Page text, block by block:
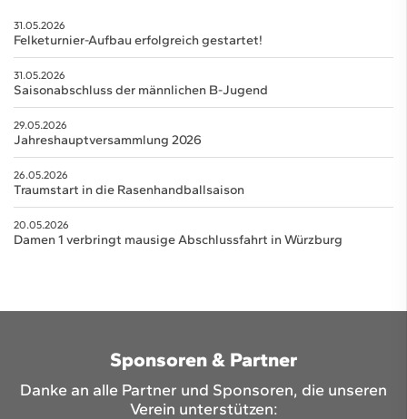
31.05.2026
Felketurnier-Aufbau erfolgreich gestartet!
31.05.2026
Saisonabschluss der männlichen B-Jugend
29.05.2026
Jahreshauptversammlung 2026
26.05.2026
Traumstart in die Rasenhandballsaison
20.05.2026
Damen 1 verbringt mausige Abschlussfahrt in Würzburg
Sponsoren & Partner
Danke an alle Partner und Sponsoren, die unseren
Verein unterstützen: